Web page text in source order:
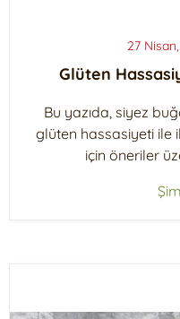
27
Glüten
Bu yazıda, siyez
glüten hassasiyeti ile
için öneriler